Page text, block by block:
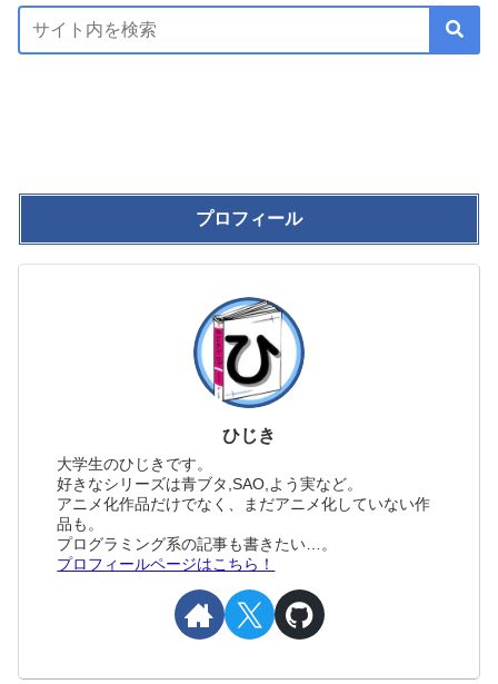
プロフィール
ひじき
大学生のひじきです。
好きなシリーズは青ブタ,SAO,よう実など。
アニメ化作品だけでなく、まだアニメ化していない作
品も。
プログラミング系の記事も書きたい…。
プロフィールページはこちら！